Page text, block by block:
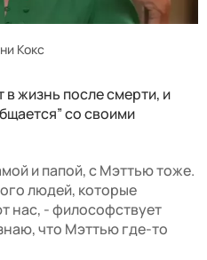
Кокс
в жизнь после смерти, и
со своими
и папой, с Мэттью тоже.
людей, которые
нас, - философствует
что Мэттью где-то